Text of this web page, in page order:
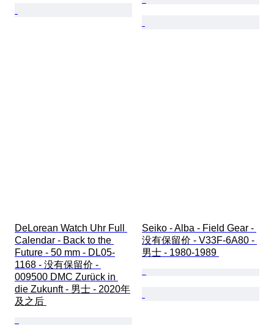
DeLorean Watch Uhr Full
Calendar - Back to the
Future - 50 mm - DL05-
1168 - 没有保留价 -
009500 DMC Zurück in
die Zukunft - 男士 - 2020年
及之后
Seiko - Alba - Field Gear -
没有保留价 - V33F-6A80 -
男士 - 1980-1989